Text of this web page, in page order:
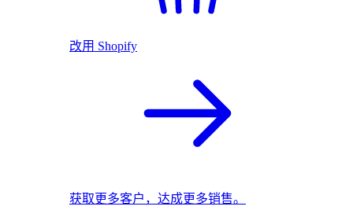
改用 Shopify
获取更多客户，达成更多销售。